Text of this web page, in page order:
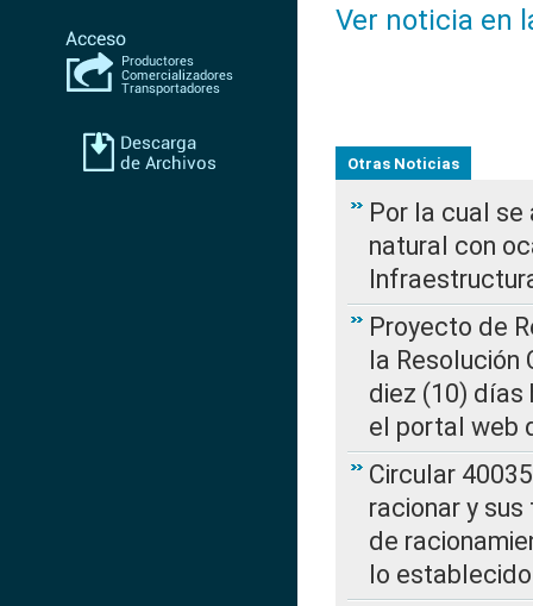
Ver noticia en
Otras Noticias
Por la cual
natural con
Proyecto de
la Resolución
diez (10) días
el portal web
Circular
racionar y
de
lo